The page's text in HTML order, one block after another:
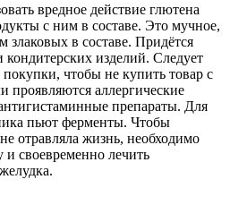
вредное действие глютена
с ним в составе. Это мучное,
в составе. Придётся
кондитерских изделий. Следует
покупки, чтобы не купить товар с
проявляются аллергические
препараты. Для
пьют ферменты. Чтобы
отравляла жизнь, необходимо
и своевременно лечить